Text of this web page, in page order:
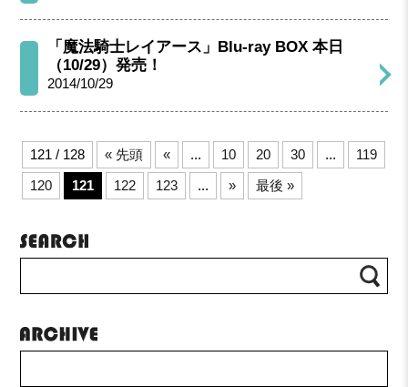
「魔法騎士レイアース」Blu-ray BOX 本日
（10/29）発売！
2014/10/29
121 / 128 « 先頭 « ... 10 20 30 ...
119
120
121 122 123 ... » 最後 »